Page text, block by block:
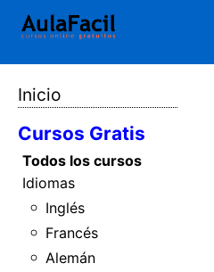
Inicio
Cursos Gratis
Todos los cursos
Idiomas
Inglés
Francés
Alemán